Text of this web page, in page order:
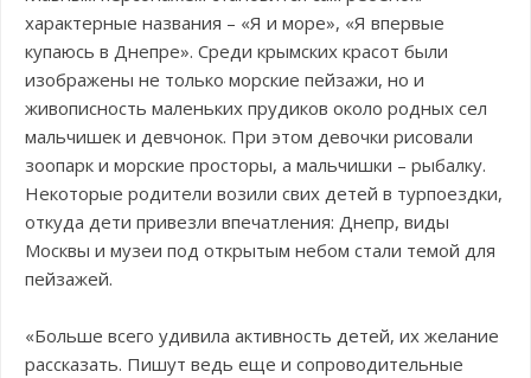
характерные названия – «Я и море», «Я впервые
купаюсь в Днепре». Среди крымских красот были
изображены не только морские пейзажи, но и
живописность маленьких прудиков около родных сел
мальчишек и девчонок. При этом девочки рисовали
зоопарк и морские просторы, а мальчишки – рыбалку.
Некоторые родители возили свих детей в турпоездки,
откуда дети привезли впечатления: Днепр, виды
Москвы и музеи под открытым небом стали темой для
пейзажей.
«Больше всего удивила активность детей, их желание
рассказать. Пишут ведь еще и сопроводительные